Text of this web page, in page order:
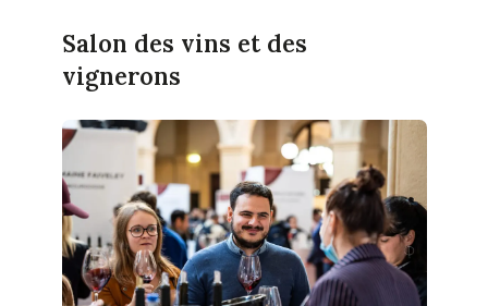
Salon des vins et des
vignerons